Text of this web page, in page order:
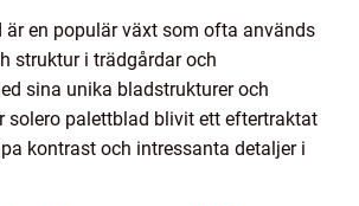
är en populär växt som ofta används
struktur i trädgårdar och
sina unika bladstrukturer och
solero palettblad blivit ett eftertraktat
kontrast och intressanta detaljer i